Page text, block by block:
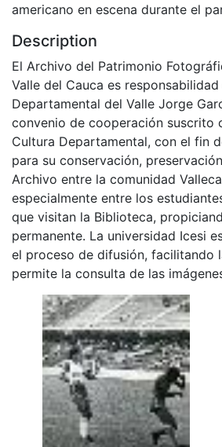
americano en escena durante el
Description
El Archivo del Patrimonio
Valle del Cauca es
Departamental del Valle Jorge
convenio de cooperación suscrito
Cultura Departamental, con el fin
para su conservación,
Archivo entre la comunidad
especialmente entre los
que visitan la Biblioteca,
permanente. La universidad Icesi
el proceso de difusión, facilitando
permite la consulta de las